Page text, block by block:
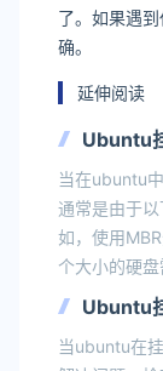
了。如果遇
确。
延伸阅读
Ubuntu
当在ubuntu
通常是由于
如，使用
个大小的硬
Ubuntu
当ubuntu在